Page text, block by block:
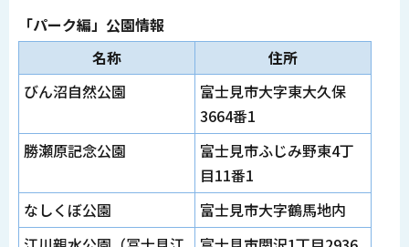
「パーク編」公園情報
名称
住所
びん沼自然公園
富士見市大字東大久保
3664番1
勝瀬原記念公園
富士見市ふじみ野東4丁
目11番1
なしくぼ公園
富士見市大字鶴馬地内